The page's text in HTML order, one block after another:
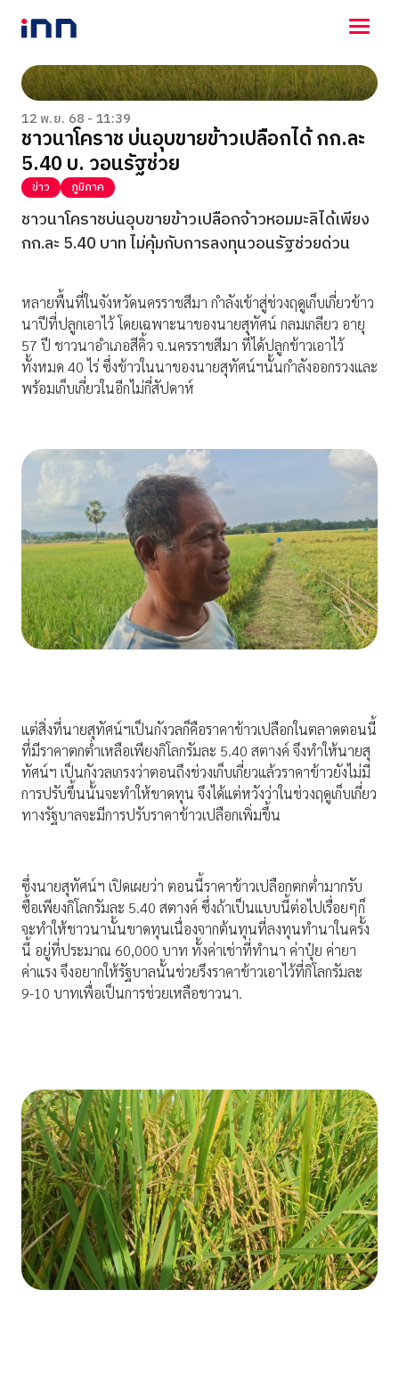
NEWS
ENTERTAINMENT
LIFESTYLE
HOROSCOPE
LOTTERY
VIDEO
ร่วมด้วยช่วยกัน
12 พ.ย. 68 - 11:39
ชาวนาโคราช บ่นอุบขายข้าวเปลือกได้ กก.ละ
5.40 บ. วอนรัฐช่วย
ข่าว ภูมิภาค
ชาวนาโคราชบ่นอุบขายข้าวเปลือกจ้าวหอมมะลิได้เพียง
กก.ละ 5.40 บาท ไม่คุ้มกับการลงทุนวอนรัฐช่วยด่วน
หลายพื้นที่ในจังหวัดนครราชสีมา กำลังเข้าสู่ช่วงฤดูเก็บเกี่ยวข้าว
นาปีที่ปลูกเอาไว้ โดยเฉพาะนาของนายสุทัศน์ กลมเกลียว อายุ
57 ปี ชาวนาอำเภอสีคิ้ว จ.นครราชสีมา ที่ได้ปลูกข้าวเอาไว้
ทั้งหมด 40 ไร่ ซึ่งข้าวในนาของนายสุทัศน์ฯนั้นกำลังออกรวงและ
พร้อมเก็บเกี่ยวในอีกไม่กี่สัปดาห์
แต่สิ่งที่นายสุทัศน์ฯเป็นกังวลก็คือราคาข้าวเปลือกในตลาดตอนนี้
ที่มีราคาตกต่ำเหลือเพียงกิโลกรัมละ 5.40 สตางค์ จึงทำให้นายสุ
ทัศน์ฯ เป็นกังวลเกรงว่าตอนถึงช่วงเก็บเกี่ยวแล้วราคาข้าวยังไม่มี
การปรับขึ้นนั้นจะทำให้ขาดทุน จึงได้แต่หวังว่าในช่วงฤดูเก็บเกี่ยว
ทางรัฐบาลจะมีการปรับราคาข้าวเปลือกเพิ่มขึ้น
ซึ่งนายสุทัศน์ฯ เปิดเผยว่า ตอนนี้ราคาข้าวเปลือกตกต่ำมากรับ
ซื้อเพียงกิโลกรัมละ 5.40 สตางค์ ซึ่งถ้าเป็นแบบนี้ต่อไปเรื่อยๆก็
จะทำให้ชาวนานั้นขาดทุนเนื่องจากต้นทุนที่ลงทุนทำนาในครั้ง
นี้ อยู่ที่ประมาณ 60,000 บาท ทั้งค่าเช่าที่ทำนา ค่าปุ๋ย ค่ายา
ค่าแรง จึงอยากให้รัฐบาลนั้นช่วยรึงราคาข้าวเอาไว้ที่กิโลกรัมละ
9-10 บาทเพื่อเป็นการช่วยเหลือชาวนา.